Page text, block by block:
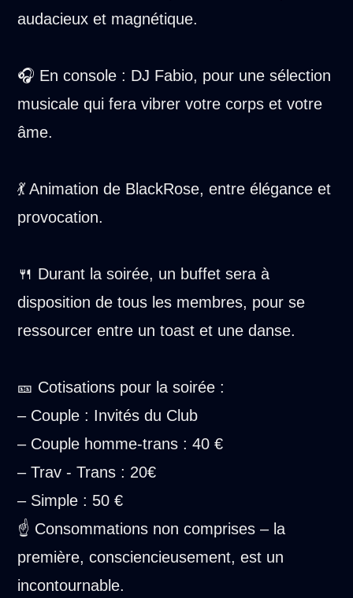
audacieux et magnétique.
🎧 En console : DJ Fabio, pour une sélection
musicale qui fera vibrer votre corps et votre
âme.
💃 Animation de BlackRose, entre élégance et
provocation.
🍴 Durant la soirée, un buffet sera à
disposition de tous les membres, pour se
ressourcer entre un toast et une danse.
🎫 Cotisations pour la soirée :
– Couple : Invités du Club
– Couple homme-trans : 40 €
– Trav - Trans : 20€
– Simple : 50 €
☝ Consommations non comprises – la
première, consciencieusement, est un
incontournable.